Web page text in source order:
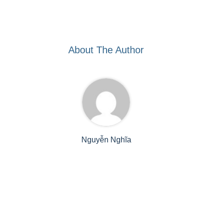
About The Author
Nguyễn Nghĩa